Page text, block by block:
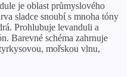
je oblast průmyslového
sladce snoubí s mnoha tóny
Prohlubuje levanduli a
Barevné schéma zahrnuje
mořskou vlnu,